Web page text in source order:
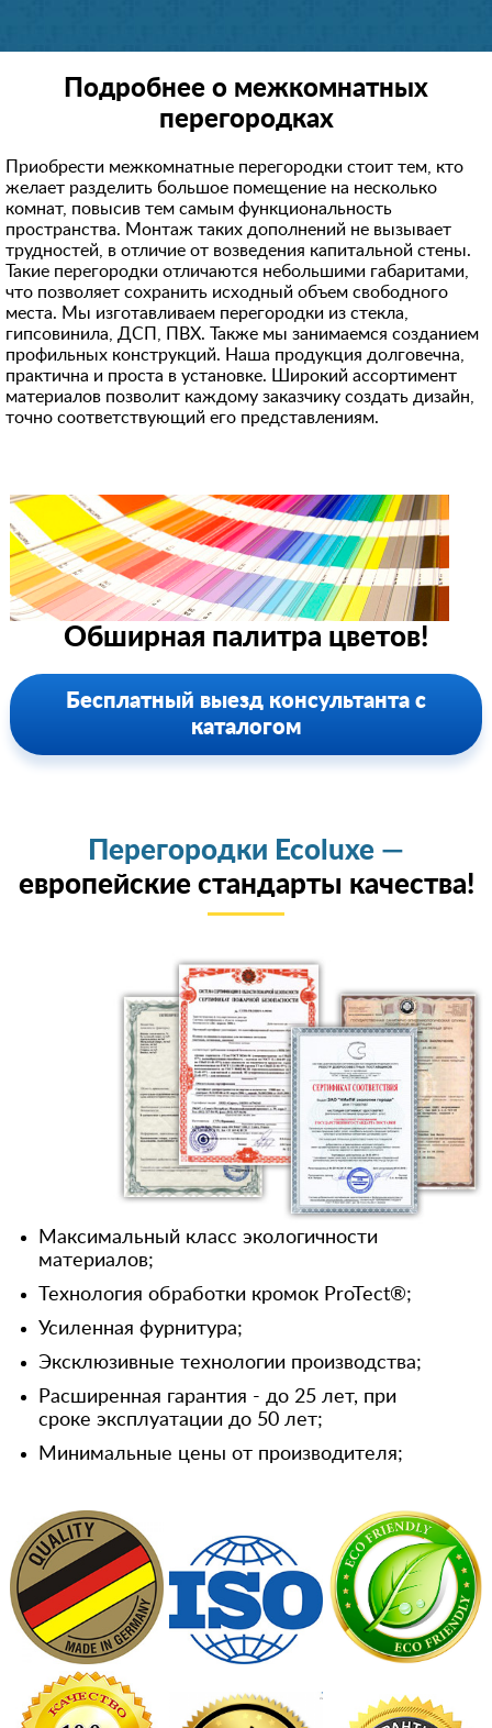
Подробнее о межкомнатных
перегородках
Приобрести межкомнатные перегородки стоит тем, кто
желает разделить большое помещение на несколько
комнат, повысив тем самым функциональность
пространства. Монтаж таких дополнений не вызывает
трудностей, в отличие от возведения капитальной стены.
Такие перегородки отличаются небольшими габаритами,
что позволяет сохранить исходный объем свободного
места. Мы изготавливаем перегородки из стекла,
гипсовинила, ДСП, ПВХ. Также мы занимаемся созданием
профильных конструкций. Наша продукция долговечна,
практична и проста в установке. Широкий ассортимент
материалов позволит каждому заказчику создать дизайн,
точно соответствующий его представлениям.
Обширная палитра цветов!
Бесплатный выезд консультанта с
каталогом
Перегородки Ecoluxe —
европейские стандарты качества!
Максимальный класс экологичности
материалов;
Технология обработки кромок ProTect®;
Усиленная фурнитура;
Эксклюзивные технологии производства;
Расширенная гарантия - до 25 лет, при
сроке эксплуатации до 50 лет;
Минимальные цены от производителя;